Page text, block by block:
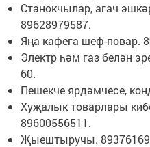
Станокчылар, агач
89628979587.
Яңа кафега шеф-повар.
Электр һәм газ белән
60.
Пешекче ярдәмчесе,
Хуҗалык товарлары
89600556511.
Җыештыручы.